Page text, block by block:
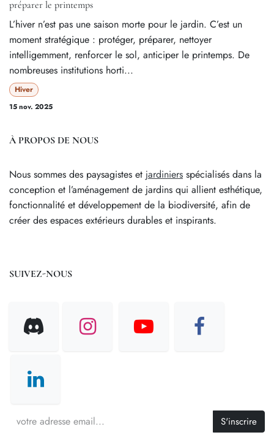
préparer le printemps
L’hiver n’est pas une saison morte pour le jardin. C’est un
moment stratégique : protéger, préparer, nettoyer
intelligemment, renforcer le sol, anticiper le printemps. De
nombreuses institutions horti...
Hiver
15 nov. 2025
À PROPOS DE NOUS
Nous sommes des paysagistes et jardiniers spécialisés dans la
conception et l’aménagement de jardins qui allient esthétique,
fonctionnalité et développement de la biodiversité, afin de
créer des espaces extérieurs durables et inspirants.
SUIVEZ-NOUS
S'inscrire